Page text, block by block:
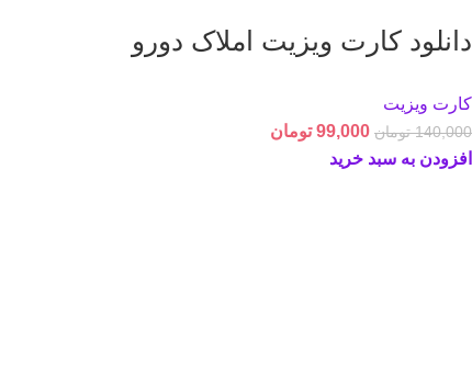
دانلود کارت ویزیت املاک دورو
کارت ویزیت
140,000 تومان 99,000 تومان
افزودن به سبد خرید